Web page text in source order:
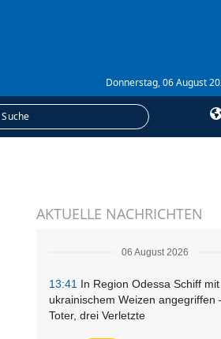
Donnerstag, 06 August
Abonnement
AKTUELLE NACHRICHTEN
06 August 2026
13:41 In Region Odessa Schiff mit
ukrainischem Weizen angegriffen
Toter, drei Verletzte